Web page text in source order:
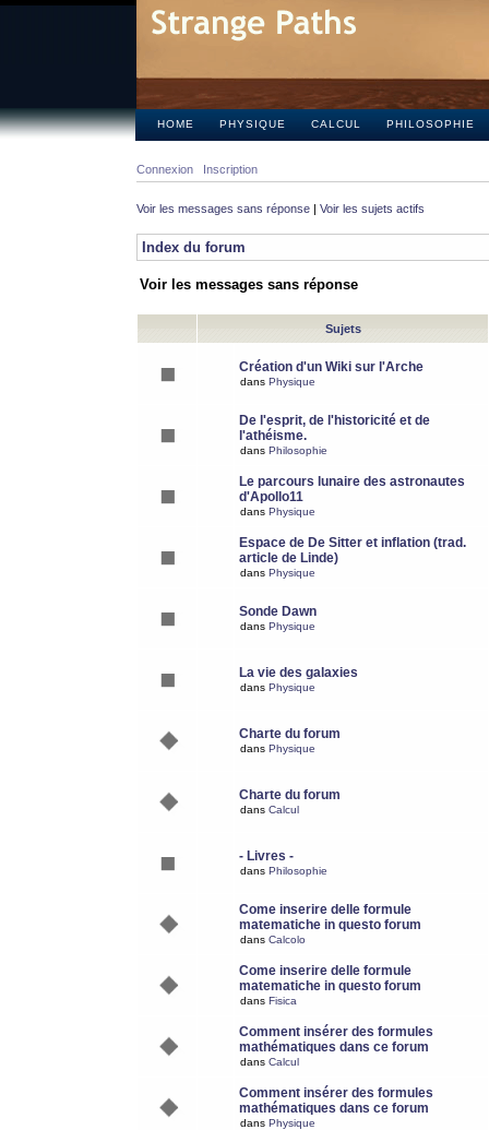
HOME PHYSIQUE CALCUL PHILOSOPHIE
Connexion Inscription
Voir les messages sans réponse | Voir les sujets actifs
Index du forum
Voir les messages sans réponse
Sujets
Création d'un Wiki sur l'Arche
dans Physique
De l'esprit, de l'historicité et de
l'athéisme.
dans Philosophie
Le parcours lunaire des astronautes
d'Apollo11
dans Physique
Espace de De Sitter et inflation (trad.
article de Linde)
dans Physique
Sonde Dawn
dans Physique
La vie des galaxies
dans Physique
Charte du forum
dans Physique
Charte du forum
dans Calcul
- Livres -
dans Philosophie
Come inserire delle formule
matematiche in questo forum
dans Calcolo
Come inserire delle formule
matematiche in questo forum
dans Fisica
Comment insérer des formules
mathématiques dans ce forum
dans Calcul
Comment insérer des formules
mathématiques dans ce forum
dans Physique